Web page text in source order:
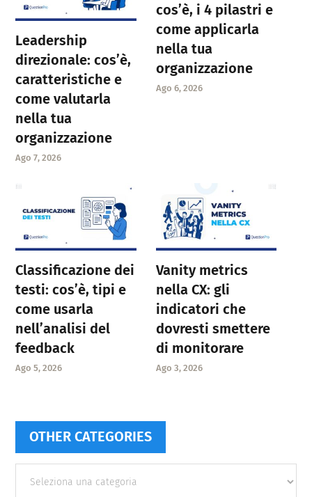
Leadership
direzionale: cos’è,
caratteristiche e
come valutarla
nella tua
organizzazione
Ago 7, 2026
cos’è, i 4 pilastri e
come applicarla
nella tua
organizzazione
Ago 6, 2026
Classificazione dei
testi: cos’è, tipi e
come usarla
nell’analisi del
feedback
Ago 5, 2026
Vanity metrics
nella CX: gli
indicatori che
dovresti smettere
di monitorare
Ago 3, 2026
OTHER CATEGORIES
categories